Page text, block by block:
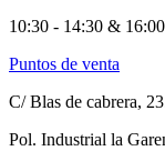
10:30 - 14:30 &
Puntos de venta
C/ Blas de cabrera,
Pol. Industrial la